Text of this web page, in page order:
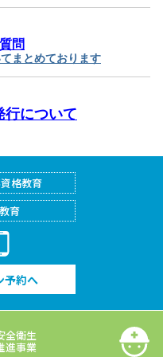
問
まとめております
について
年度営業カレンダー
した！
のご案内
工事以外)のご案内
資格教育
育
予約へ
全衛生
進事業